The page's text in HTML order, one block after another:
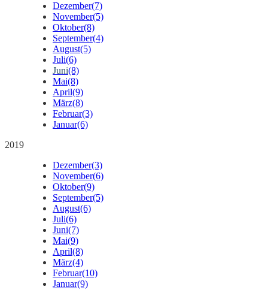
Dezember(7)
November(5)
Oktober(8)
September(4)
August(5)
Juli(6)
Juni(8)
Mai(8)
April(9)
März(8)
Februar(3)
Januar(6)
2019
Dezember(3)
November(6)
Oktober(9)
September(5)
August(6)
Juli(6)
Juni(7)
Mai(9)
April(8)
März(4)
Februar(10)
Januar(9)